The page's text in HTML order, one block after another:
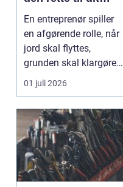
projekt
En entreprenør spiller
en afgørende rolle, når
jord skal flyttes,
grunden skal klargøres,
eller der ...
01 juli 2026